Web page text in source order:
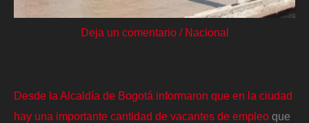
Deja un comentario / Nacional
Desde la Alcaldía de Bogotá informaron que en la ciudad
hay una importante cantidad de vacantes de empleo que